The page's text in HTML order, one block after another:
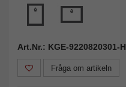
Art.Nr.: KGE-9220820301-H
Fråga om artikeln